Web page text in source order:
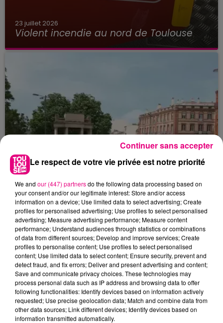
23 juillet 2026
Violent incendie au nord de Toulouse
22 juillet 2026
Toulouse : circulation perturbée dans le
secteur François Verdier...
Le respect de votre vie privée est notre priorité
We and our (447) partnersdo the following data processing based on
your consent and/or our legitimate interest: Store and/or access
information on a device; Use limited data to select advertising; Create
profiles for personalised advertising; Use profiles to select personalised
advertising; Measure advertising performance; Measure content
performance; Understand audiences through statistics or combinations
of data from different sources; Develop and improve services; Create
profiles to personalise content; Use profiles to select personalised
content; Use limited data to select content; Ensure security, prevent and
detect fraud, and fix errors; Deliver and present advertising and content;
Save and communicate privacy choices. These technologies may
process personal data such as IP address and browsing data to offer
following functionalities: Identify devices based on information actively
requested; Use precise geolocation data; Match and combine data from
other data sources; Link different devices; Identify devices based on
information transmitted automatically.
Continuer sans accepter